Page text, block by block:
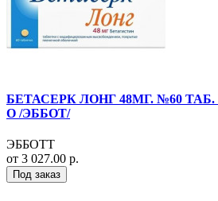
БЕТАСЕРК ЛОНГ 48МГ. №60
О /ЭББОТ/
ЭББОТТ
от 3 027.00 р.
Под заказ